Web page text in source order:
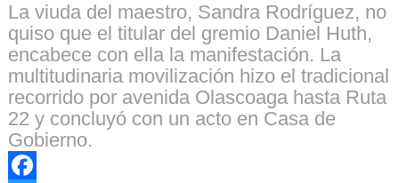
La viuda del maestro, Sandra Rodríguez, no
quiso que el titular del gremio Daniel Huth,
encabece con ella la manifestación. La
multitudinaria movilización hizo el tradicional
recorrido por avenida Olascoaga hasta Ruta
22 y concluyó con un acto en Casa de
Gobierno.